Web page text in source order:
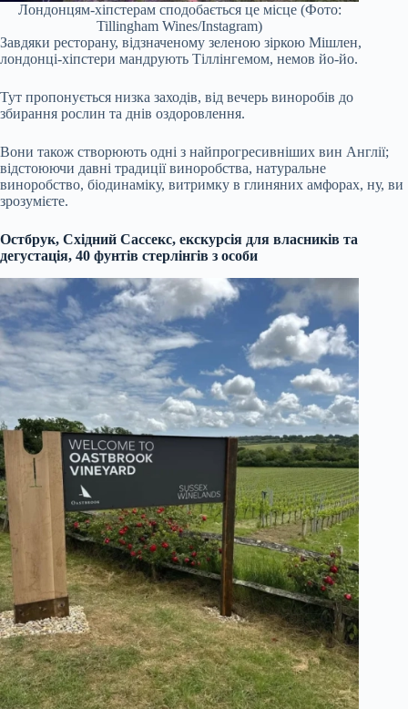
Лондонцям-хіпстерам сподобається це місце (Фото:
Tillingham Wines/Instagram)
Завдяки ресторану, відзначеному зеленою зіркою Мішлен,
лондонці-хіпстери мандрують Тіллінгемом, немов йо-йо.
Тут пропонується низка заходів, від вечерь виноробів до
збирання рослин та днів оздоровлення.
Вони також створюють одні з найпрогресивніших вин Англії;
відстоюючи давні традиції виноробства, натуральне
виноробство, біодинаміку, витримку в глиняних амфорах, ну, ви
зрозумієте.
Остбрук, Східний Сассекс, екскурсія для власників та
дегустація, 40 фунтів стерлінгів з особи